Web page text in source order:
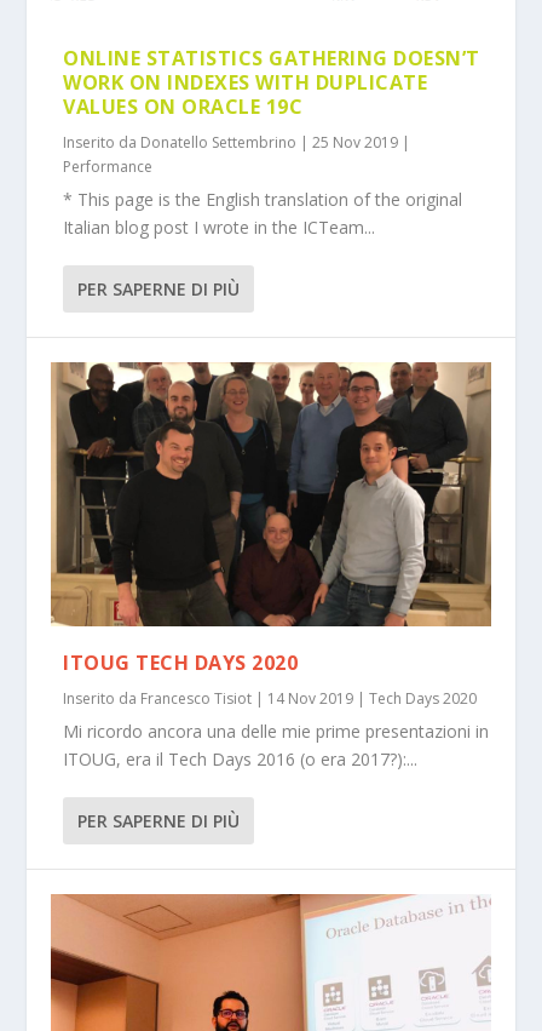
ONLINE STATISTICS GATHERING DOESN’T
WORK ON INDEXES WITH DUPLICATE
VALUES ON ORACLE 19C
Inserito da Donatello Settembrino |25 Nov 2019 |
Performance
* This page is the English translation of the original
Italian blog post I wrote in the ICTeam...
PER SAPERNE DI PIÙ
ITOUG TECH DAYS 2020
Inserito da Francesco Tisiot | 14 Nov 2019 |Tech Days 2020
Mi ricordo ancora una delle mie prime presentazioni in
ITOUG, era il Tech Days 2016 (o era 2017?):...
PER SAPERNE DI PIÙ